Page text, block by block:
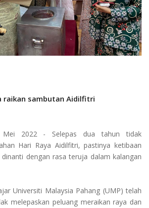
raikan sambutan Aidilfitri
Mei 2022 - Selepas dua tahun tidak
Hari Raya Aidilfitri, pastinya ketibaan
dengan rasa teruja dalam kalangan
Universiti Malaysia Pahang (UMP) telah
melepaskan peluang meraikan raya dan